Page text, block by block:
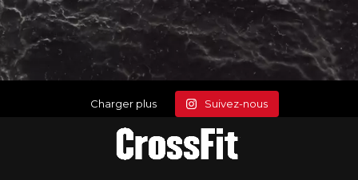
Charger plus Suivez-nous